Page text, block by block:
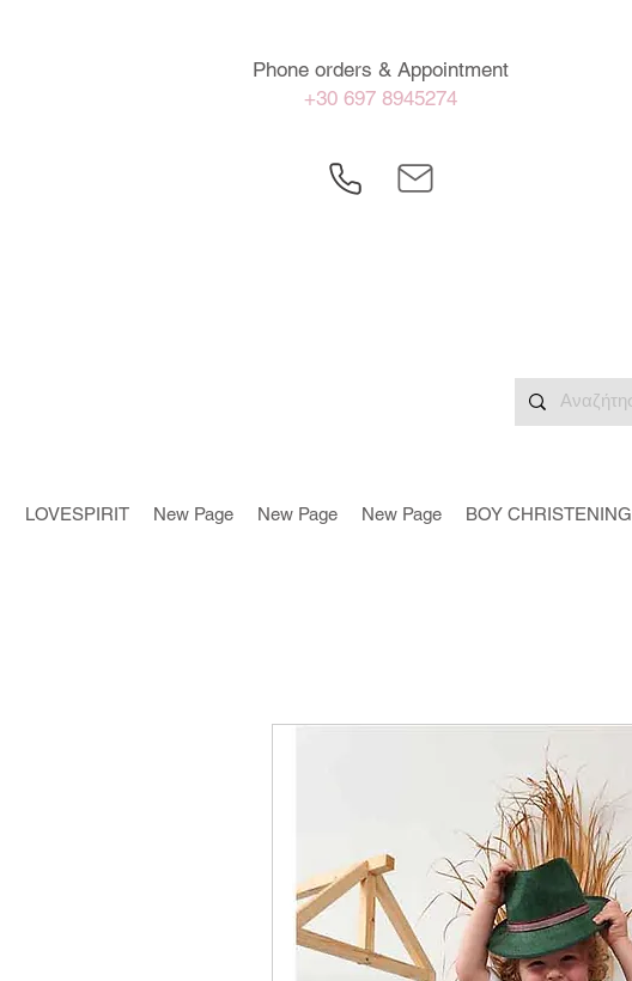
Phone orders & Appointment
+30 697 8945274
LOVESPIRIT New Page New Page New Page BOY CHRISTENING